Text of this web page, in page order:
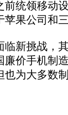
统领移动
苹果公司和
新挑战，
价手机制
为大多数